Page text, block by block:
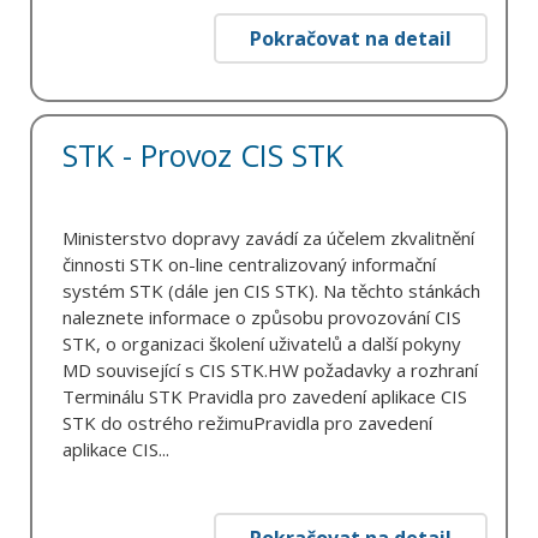
Pokračovat na detail
STK - Provoz CIS STK
Ministerstvo dopravy zavádí za účelem zkvalitnění
činnosti STK on-line centralizovaný informační
systém STK (dále jen CIS STK). Na těchto stánkách
naleznete informace o způsobu provozování CIS
STK, o organizaci školení uživatelů a další pokyny
MD související s CIS STK.HW požadavky a rozhraní
Terminálu STK Pravidla pro zavedení aplikace CIS
STK do ostrého režimuPravidla pro zavedení
aplikace CIS...